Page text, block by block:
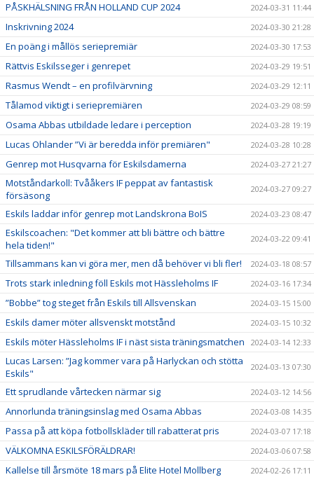
PÅSKHÄLSNING FRÅN HOLLAND CUP 2024 2024-03-31 11:44
Inskrivning 2024 2024-03-30 21:28
En poäng i mållös seriepremiär 2024-03-30 17:53
Rättvis Eskilsseger i genrepet 2024-03-29 19:51
Rasmus Wendt – en profilvärvning 2024-03-29 12:11
Tålamod viktigt i seriepremiären 2024-03-29 08:59
Osama Abbas utbildade ledare i perception 2024-03-28 19:19
Lucas Ohlander ”Vi är beredda inför premiären" 2024-03-28 10:28
Genrep mot Husqvarna för Eskilsdamerna 2024-03-27 21:27
Motståndarkoll: Tvååkers IF peppat av fantastisk
försäsong
2024-03-27 09:27
Eskils laddar inför genrep mot Landskrona BoIS 2024-03-23 08:47
Eskilscoachen: "Det kommer att bli bättre och bättre
hela tiden!"
2024-03-22 09:41
Tillsammans kan vi göra mer, men då behöver vi bli fler! 2024-03-18 08:57
Trots stark inledning föll Eskils mot Hässleholms IF 2024-03-16 17:34
”Bobbe” tog steget från Eskils till Allsvenskan 2024-03-15 15:00
Eskils damer möter allsvenskt motstånd 2024-03-15 10:32
Eskils möter Hässleholms IF i näst sista träningsmatchen 2024-03-14 12:33
Lucas Larsen: ”Jag kommer vara på Harlyckan och stötta
Eskils"
2024-03-13 07:30
Ett sprudlande vårtecken närmar sig 2024-03-12 14:56
Annorlunda träningsinslag med Osama Abbas 2024-03-08 14:35
Passa på att köpa fotbollskläder till rabatterat pris 2024-03-07 17:18
VÄLKOMNA ESKILSFÖRÄLDRAR! 2024-03-06 07:58
Kallelse till årsmöte 18 mars på Elite Hotel Mollberg 2024-02-26 17:11